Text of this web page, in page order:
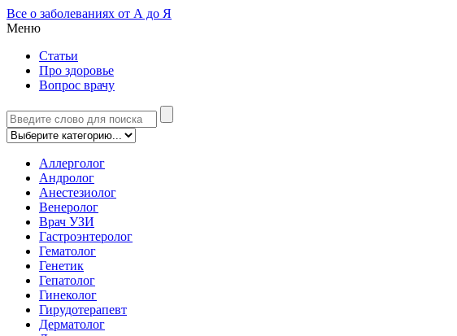
Все о заболеваниях от А до Я
Меню
Статьи
Про здоровье
Вопрос врачу
Аллерголог
Андролог
Анестезиолог
Венеролог
Врач УЗИ
Гастроэнтеролог
Гематолог
Генетик
Гепатолог
Гинеколог
Гирудотерапевт
Дерматолог